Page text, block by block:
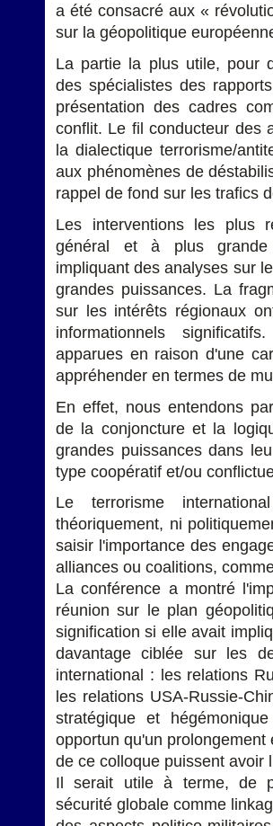
a été consacré aux «
sur la géopolitique
La partie la plus utile, pour
des spécialistes des
présentation des cadres
conflit. Le fil conducteur des
la dialectique terrorisme/
aux phénomènes de
rappel de fond sur les trafics
Les interventions les plus
général et à plus grande
impliquant des analyses sur
grandes puissances. La
sur les intérêts régionaux
informationnels
apparues en raison d'une
appréhender en termes de
En effet, nous entendons
de la conjoncture et la
grandes puissances dans
type coopératif et/ou
Le terrorisme
théoriquement, ni
saisir l'importance des
alliances ou coalitions,
La conférence a montré
réunion sur le plan
signification si elle avait
davantage ciblée sur les
international : les relations
les relations USA-Russie-
stratégique et
opportun qu'un
de ce colloque puissent avoir
Il serait utile à terme, de
sécurité globale comme